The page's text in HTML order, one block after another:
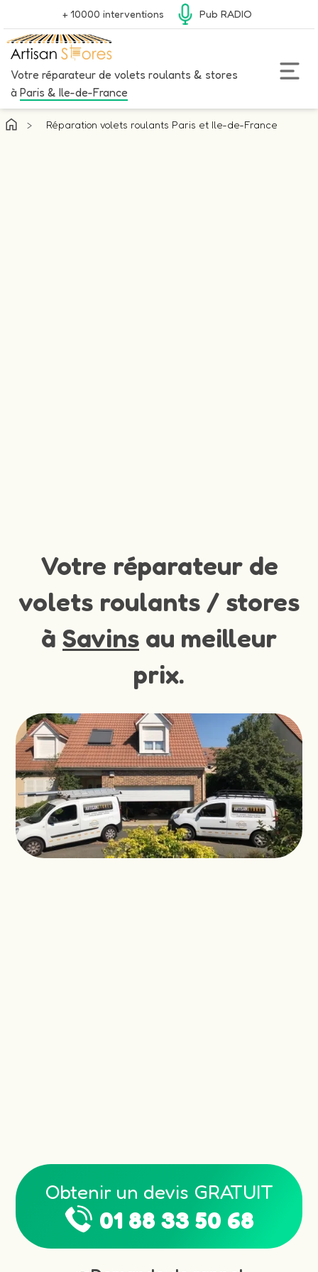
+ 10000 interventions Pub RADIO
Votre réparateur de volets roulants & stores
à Paris & Ile-de-France
> Réparation volets roulants Paris et Ile-de-France
Votre réparateur de
volets roulants / stores
à Savins au meilleur
prix.
Obtenir un devis GRATUIT
01 88 33 50 68